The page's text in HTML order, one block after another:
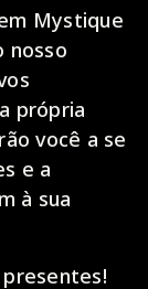
Mystique
nosso
própria
você a se
e a
à sua